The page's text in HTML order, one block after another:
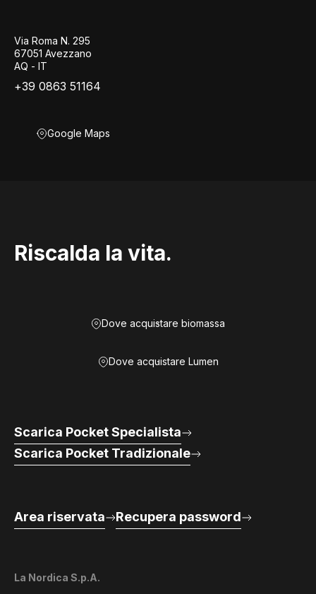
Via Roma N. 295
67051 Avezzano
AQ - IT
+39 0863 51164
Google Maps
Riscalda la vita.
Dove acquistare biomassa
Dove acquistare Lumen
La Nordica S.p.A.
Scarica Pocket Specialista
Scarica Pocket Tradizionale
Area riservata Recupera password